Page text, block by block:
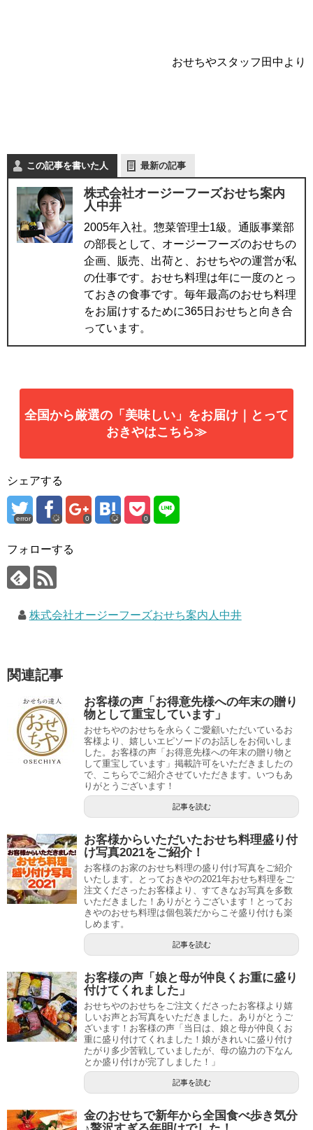
おせちやスタッフ田中より
この記事を書いた人 最新の記事
株式会社オージーフーズおせち案内
人中井
2005年入社。惣菜管理士1級。通販事業部
の部長として、オージーフーズのおせちの
企画、販売、出荷と、おせちやの運営が私
の仕事です。おせち料理は年に一度のとっ
ておきの食事です。毎年最高のおせち料理
をお届けするために365日おせちと向き合
っています。
全国から厳選の「美味しい」をお届け｜とって
おきやはこちら≫
シェアする
error 0 0
フォローする
株式会社オージーフーズおせち案内人中井
関連記事
お客様の声「お得意先様への年末の贈り
物として重宝しています」
おせちやのおせちを永らくご愛顧いただいているお
客様より、嬉しいエピソードのお話しをお伺いしま
した。お客様の声「お得意先様への年末の贈り物と
して重宝しています」掲載許可をいただきましたの
で、こちらでご紹介させていただきます。いつもあ
りがとうございます！
記事を読む
お客様からいただいたおせち料理盛り付
け写真2021をご紹介！
お客様のお家のおせち料理の盛り付け写真をご紹介
いたします。とっておきやの2021年おせち料理をご
注文くださったお客様より、すてきなお写真を多数
いただきました！ありがとうございます！とってお
きやのおせち料理は個包装だからこそ盛り付けも楽
しめます。
記事を読む
お客様の声「娘と母が仲良くお重に盛り
付けてくれました」
おせちやのおせちをご注文くださったお客様より嬉
しいお声とお写真をいただきました。ありがとうご
ざいます！お客様の声「当日は、娘と母が仲良くお
重に盛り付けてくれました！娘がきれいに盛り付け
たがり多少苦戦していましたが、母の協力の下なん
とか盛り付けが完了しました！」
記事を読む
金のおせちで新年から全国食べ歩き気分